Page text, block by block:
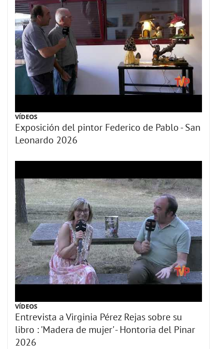
VÍDEOS
Exposición del pintor Federico de Pablo - San
Leonardo 2026
VÍDEOS
Entrevista a Virginia Pérez Rejas sobre su
libro : 'Madera de mujer' - Hontoria del Pinar
2026